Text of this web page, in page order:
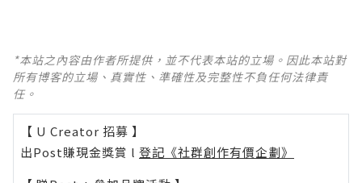
*本站之內容由作者所提供，並不代表本站的立場。因此本站對
所有博客的立場、真實性、準確性及完整性不負任何法律責
任。
【 U Creator 招募 】
出Post賺現金獎賞 l 登記《社群創作有價企劃》